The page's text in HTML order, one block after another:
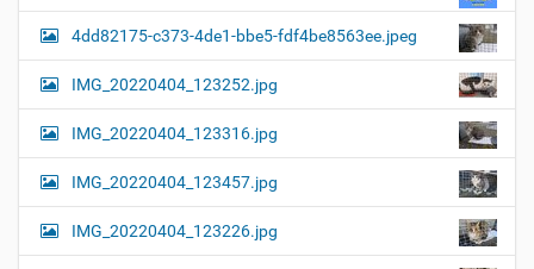
l
r
e
…
g
a
t
i
o
n
4dd82175-c373-4de1-bbe5-fdf4be8563ee.jpeg
IMG_20220404_123252.jpg
IMG_20220404_123316.jpg
IMG_20220404_123457.jpg
IMG_20220404_123226.jpg